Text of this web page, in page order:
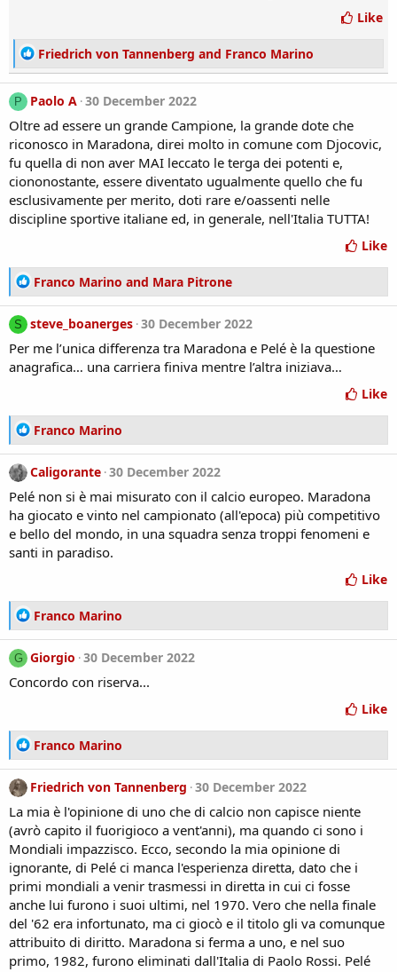
Like
R
e
a
c
t
o
n
s
:
Friedrich von Tannenberg and Franco Marino
P Paolo A 30 December 2022
Oltre ad essere un grande Campione, la grande dote che
riconosco in Maradona, direi molto in comune com Djocovic,
fu quella di non aver MAI leccato le terga dei potenti e,
ciononostante, essere diventato ugualmente quello che fu
esclusivamente per merito, doti rare e/oassenti nelle
discipline sportive italiane ed, in generale, nell'Italia TUTTA!
Like
R
e
c
t
i
s
:
Franco Marino and Mara Pitrone
S steve_boanerges 30 December 2022
Per me l’unica differenza tra Maradona e Pelé è la questione
anagrafica… una carriera finiva mentre l’altra iniziava…
Like
R
e
c
t
i
o
n
Franco Marino
Caligorante 30 December 2022
Pelé non si è mai misurato con il calcio europeo. Maradona
ha giocato e vinto nel campionato (all'epoca) più competitivo
e bello del mondo, in una squadra senza troppi fenomeni e
santi in paradiso.
Like
R
e
c
t
n
s
:
Franco Marino
G Giorgio 30 December 2022
Concordo con riserva...
Like
R
e
c
t
i
o
n
:
Franco Marino
Friedrich von Tannenberg 30 December 2022
La mia è l'opinione di uno che di calcio non capisce niente
(avrò capito il fuorigioco a vent'anni), ma quando ci sono i
Mondiali impazzisco. Ecco, secondo la mia opinione di
ignorante, di Pelé ci manca l'esperienza diretta, dato che i
primi mondiali a venir trasmessi in diretta in cui ci fosse
anche lui furono i suoi ultimi, nel 1970. Vero che nella finale
del '62 era infortunato, ma ci giocò e il titolo gli va comunque
attribuito di diritto. Maradona si ferma a uno, e nel suo
primo, 1982, furono eliminati dall'Italia di Paolo Rossi. Pelé